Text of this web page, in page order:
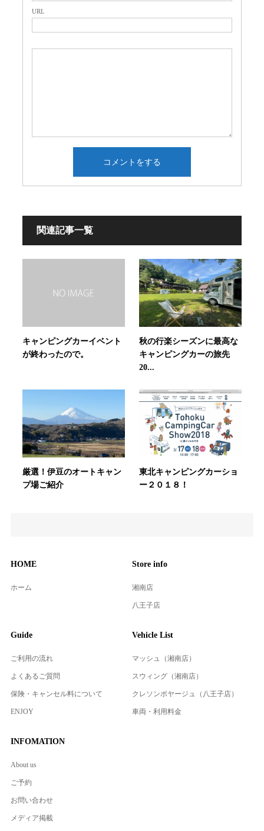
URL
関連記事一覧
キャンピングカーイベント
が終わったので。
秋の行楽シーズンに最高な
キャンピングカーの旅先
20...
厳選！伊豆のオートキャン
プ場ご紹介
東北キャンピングカーショ
ー２０１８！
HOME
ホーム
Store info
湘南店
八王子店
Guide
ご利用の流れ
よくあるご質問
保険・キャンセル料について
ENJOY
Vehicle List
マッシュ（湘南店）
スウィング（湘南店）
クレソンボヤージュ（八王子店）
車両・利用料金
INFOMATION
About us
ご予約
お問い合わせ
メディア掲載